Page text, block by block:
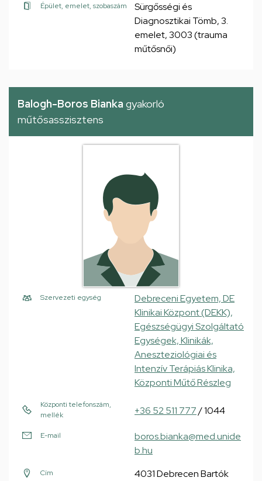
Épület, emelet, szobaszám
Sürgősségi és
Diagnosztikai Tömb, 3.
emelet, 3003 (trauma
műtősnői)
Balogh-Boros Bianka gyakorló
műtősasszisztens
Szervezeti egység
Debreceni Egyetem, DE
Klinikai Központ (DEKK),
Egészségügyi Szolgáltató
Egységek, Klinikák,
Aneszteziológiai és
Intenzív Terápiás Klinika,
Központi Műtő Részleg
Központi telefonszám,
mellék
+36 52 511 777/ 1044
E-mail
boros.bianka@med.unide
b.hu
Cím
4031 Debrecen Bartók